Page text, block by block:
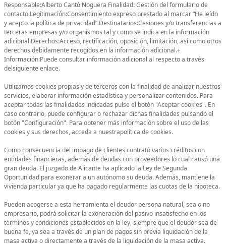
Responsable:Alberto Cantó Noguera Finalidad: Gestión del formulario de
contacto.Legitimación:Consentimiento expreso prestado al marcar “He leído
y acepto la política de privacidad”.Destinatarios:Cesiones y/o transferencias a
terceras empresas y/o organismos tal y como se indica en la información
adicional.Derechos:Acceso, rectificación, oposición, limitación, así como otros
derechos debidamente recogidos en la información adicional.+
Información:Puede consultar información adicional al respecto a través
delsiguiente enlace.
Utilizamos cookies propias y de terceros con la finalidad de analizar nuestros
servicios, elaborar información estadística y personalizar contenidos. Para
aceptar todas las finalidades indicadas pulse el botón "Aceptar cookies". En
caso contrario, puede configurar o rechazar dichas finalidades pulsando el
botón "Configuración". Para obtener más información sobre el uso de las
cookies y sus derechos, acceda a nuestrapolítica de cookies.
Como consecuencia del impago de clientes contrató varios créditos con
entidades financieras, además de deudas con proveedores lo cual causó una
gran deuda. El juzgado de Alicante ha aplicado la Ley de Segunda
Oportunidad para exonerar a un autónomo su deuda. Además, mantiene la
vivienda particular ya que ha pagado regularmente las cuotas de la hipoteca.
Pueden acogerse a esta herramienta el deudor persona natural, sea o no
empresario, podrá solicitar la exoneración del pasivo insatisfecho en los
términos y condiciones establecidos en la ley, siempre que el deudor sea de
buena fe, ya sea a través de un plan de pagos sin previa liquidación de la
masa activa o directamente a través de la liquidación de la masa activa.